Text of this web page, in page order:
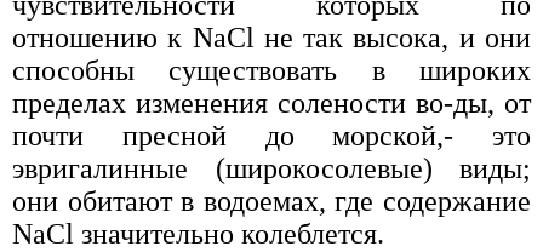
отношению к NaCl не так высока, и они
способны существовать в широких
пределах изменения солености во-ды, от
почти пресной до морской,- это
эвригалинные (широкосолевые) виды;
они обитают в водоемах, где содержание
NaCl значительно колеблется.